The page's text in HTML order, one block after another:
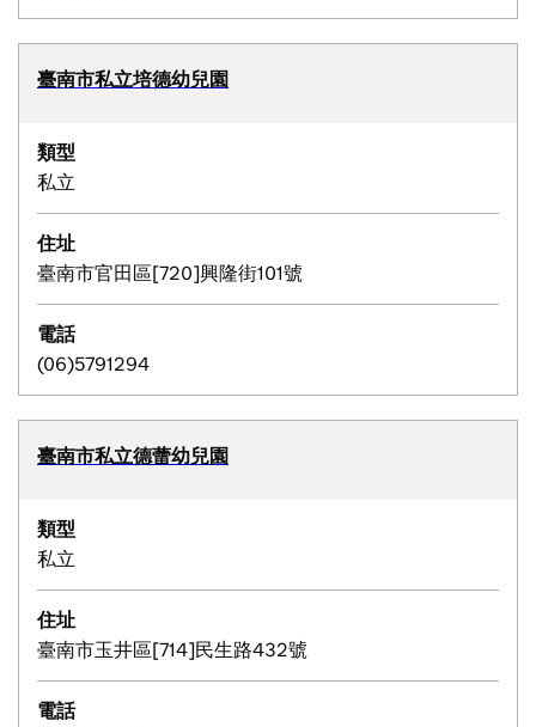
臺南市私立培德幼兒園
類型
私立
住址
臺南市官田區[720]興隆街101號
電話
(06)5791294
臺南市私立德蕾幼兒園
類型
私立
住址
臺南市玉井區[714]民生路432號
電話